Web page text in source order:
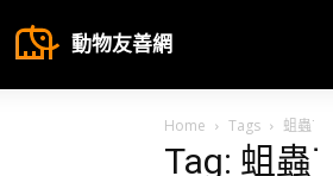
動物友善網
Home Tags 蛆蟲˙
Tag: 蛆蟲˙